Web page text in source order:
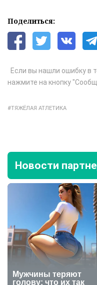
Поделиться:
Если вы нашли ошибку в
нажмите на кнопку
ТЯЖЁЛАЯ АТЛЕТИКА
Новости